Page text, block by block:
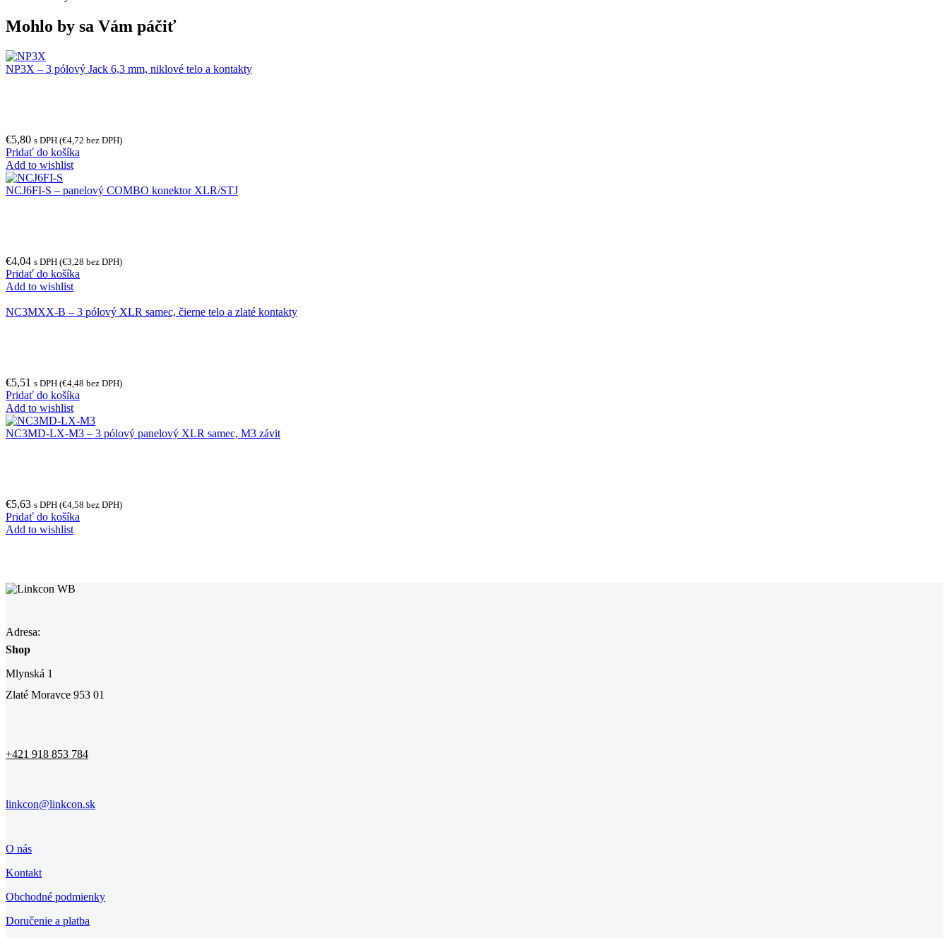
Mohlo by sa Vám páčiť
NP3X – 3 pólový Jack 6,3 mm, niklové telo a kontakty
€5,80 s DPH (€4,72 bez DPH)
Pridať do košíka
Add to wishlist
NCJ6FI-S – panelový COMBO konektor XLR/STJ
€4,04 s DPH (€3,28 bez DPH)
Pridať do košíka
Add to wishlist
NC3MXX-B – 3 pólový XLR samec, čierne telo a zlaté kontakty
€5,51 s DPH (€4,48 bez DPH)
Pridať do košíka
Add to wishlist
NC3MD-LX-M3 – 3 pólový panelový XLR samec, M3 závit
€5,63 s DPH (€4,58 bez DPH)
Pridať do košíka
Add to wishlist
Adresa:
Shop
Mlynská 1
Zlaté Moravce 953 01
+421 918 853 784
linkcon@linkcon.sk
O nás
Kontakt
Obchodné podmienky
Doručenie a platba